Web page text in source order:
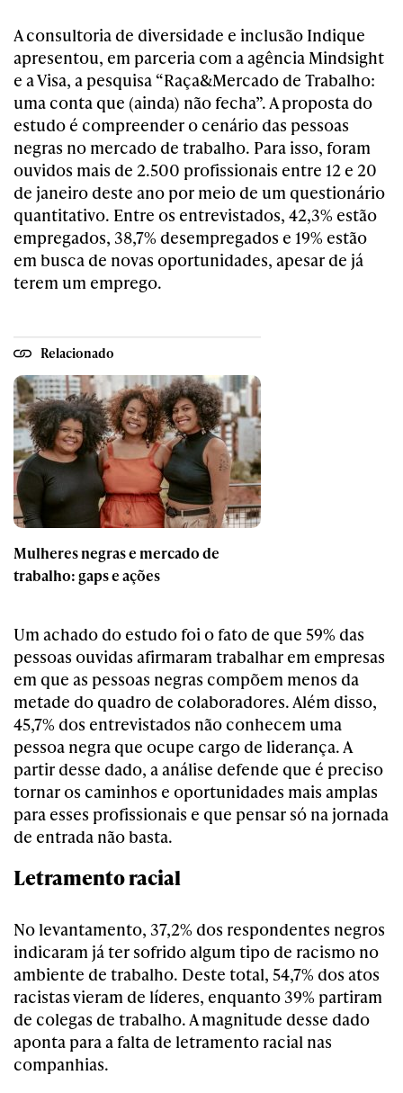
A consultoria de diversidade e inclusão Indique
apresentou, em parceria com a agência Mindsight
e a Visa, a pesquisa “Raça&Mercado de Trabalho:
uma conta que (ainda) não fecha”. A proposta do
estudo é compreender o cenário das pessoas
negras no mercado de trabalho. Para isso, foram
ouvidos mais de 2.500 profissionais entre 12 e 20
de janeiro deste ano por meio de um questionário
quantitativo. Entre os entrevistados, 42,3% estão
empregados, 38,7% desempregados e 19% estão
em busca de novas oportunidades, apesar de já
terem um emprego.
Relacionado
Mulheres negras e mercado de
trabalho: gaps e ações
Um achado do estudo foi o fato de que 59% das
pessoas ouvidas afirmaram trabalhar em empresas
em que as pessoas negras compõem menos da
metade do quadro de colaboradores. Além disso,
45,7% dos entrevistados não conhecem uma
pessoa negra que ocupe cargo de liderança. A
partir desse dado, a análise defende que é preciso
tornar os caminhos e oportunidades mais amplas
para esses profissionais e que pensar só na jornada
de entrada não basta.
Letramento racial
No levantamento, 37,2% dos respondentes negros
indicaram já ter sofrido algum tipo de racismo no
ambiente de trabalho. Deste total, 54,7% dos atos
racistas vieram de líderes, enquanto 39% partiram
de colegas de trabalho. A magnitude desse dado
aponta para a falta de letramento racial nas
companhias.